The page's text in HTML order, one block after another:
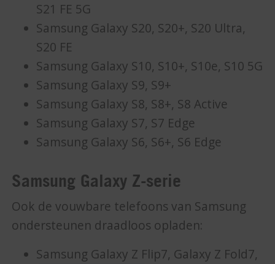
S21 FE 5G
Samsung Galaxy S20, S20+, S20 Ultra,
S20 FE
Samsung Galaxy S10, S10+, S10e, S10 5G
Samsung Galaxy S9, S9+
Samsung Galaxy S8, S8+, S8 Active
Samsung Galaxy S7, S7 Edge
Samsung Galaxy S6, S6+, S6 Edge
Samsung Galaxy Z-serie
Ook de vouwbare telefoons van Samsung
ondersteunen draadloos opladen:
Samsung Galaxy Z Flip7, Galaxy Z Fold7,